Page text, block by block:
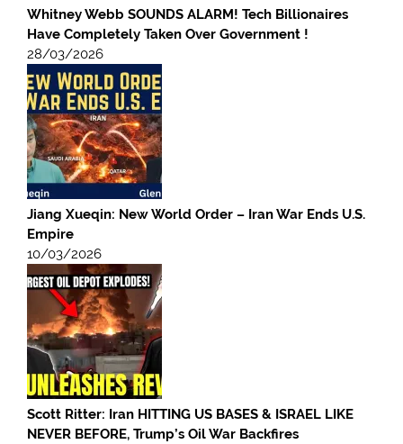
Whitney Webb SOUNDS ALARM! Tech Billionaires
Have Completely Taken Over Government !
28/03/2026
Jiang Xueqin: New World Order – Iran War Ends U.S.
Empire
10/03/2026
Scott Ritter: Iran HITTING US BASES & ISRAEL LIKE
NEVER BEFORE, Trump’s Oil War Backfires